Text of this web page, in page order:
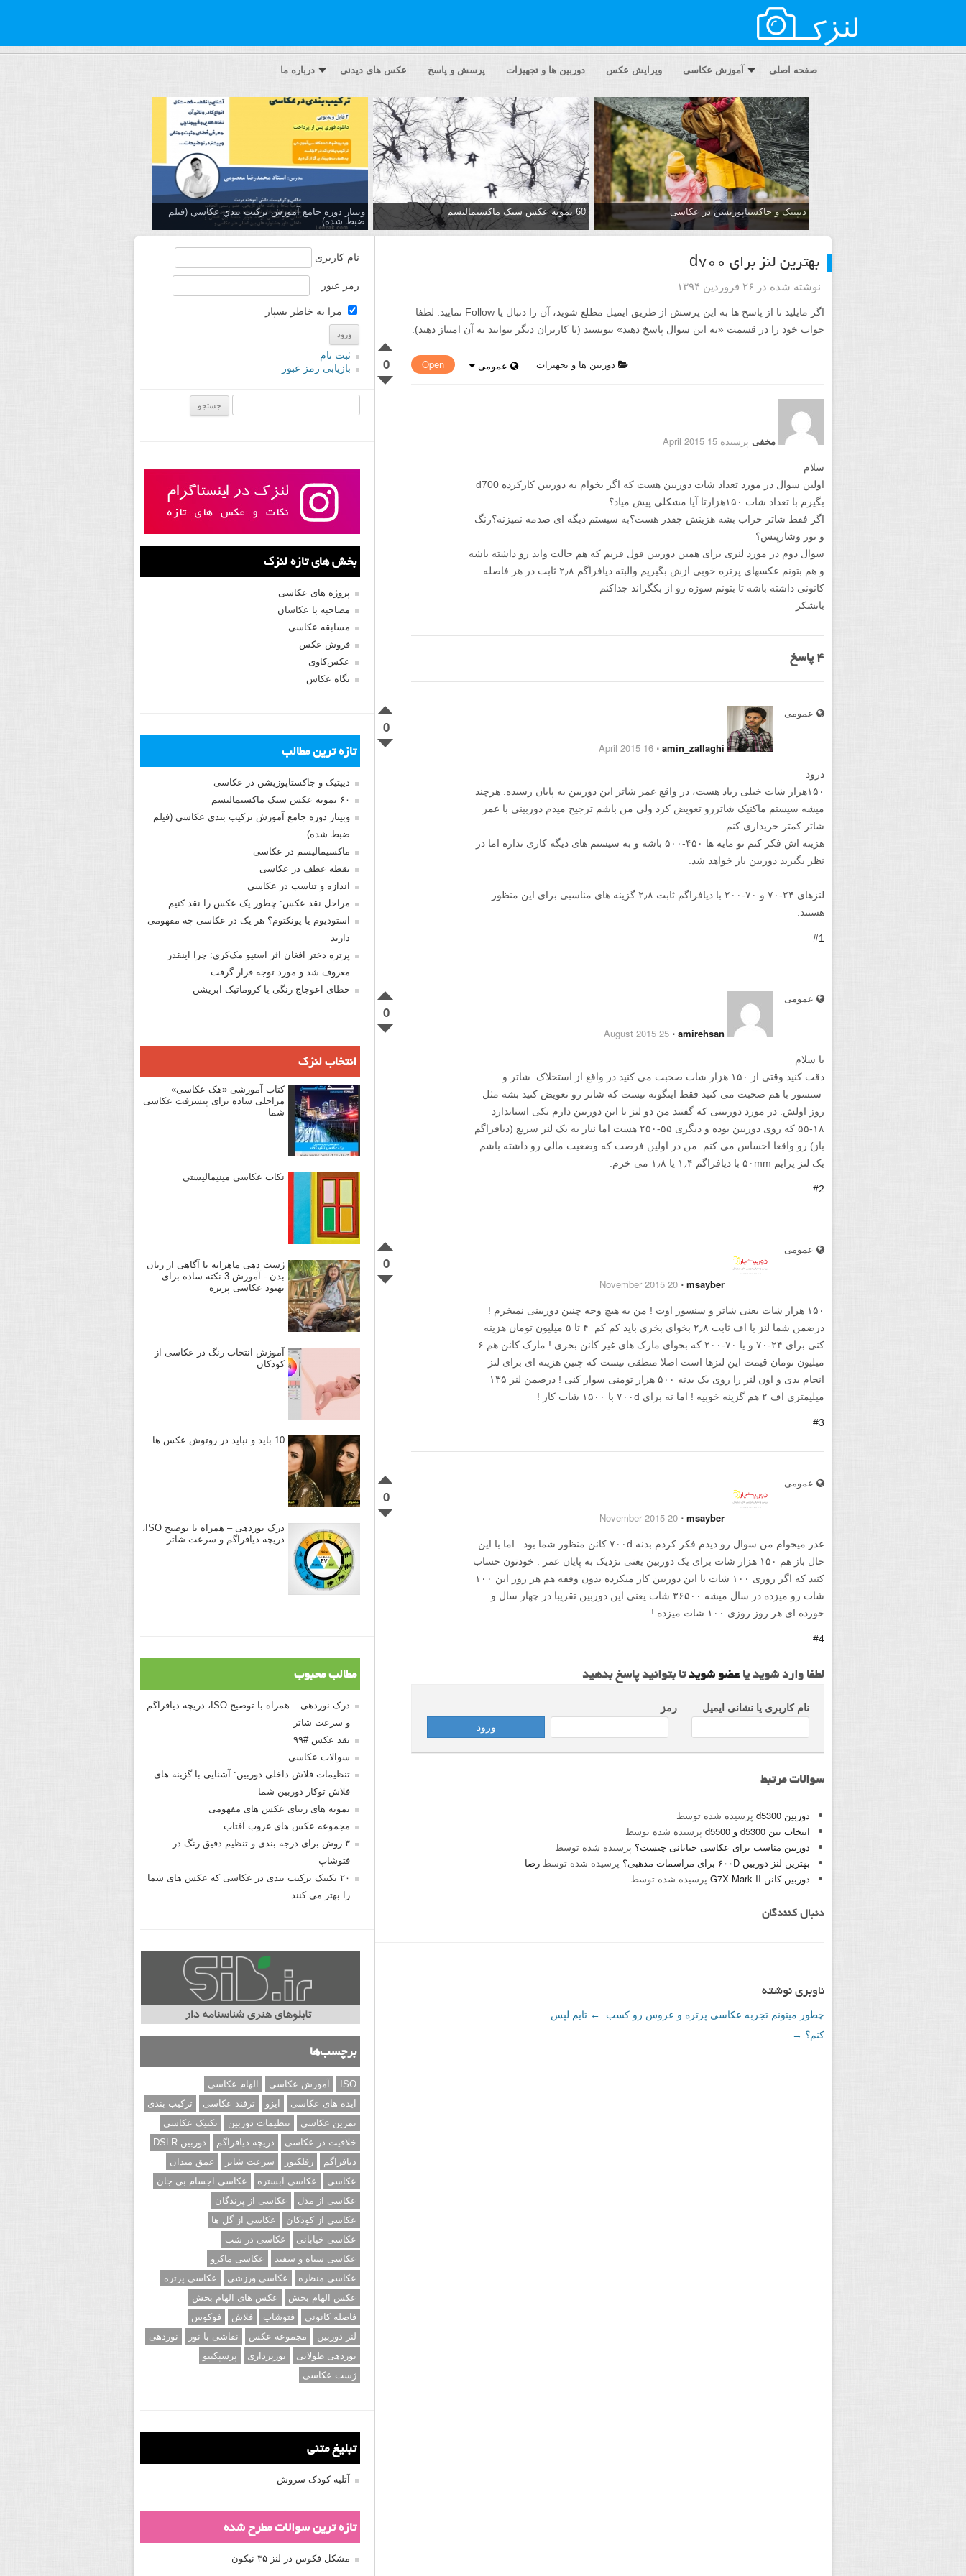
صفحه اصلی آموزش عکاسی ویرایش عکس دوربین ها و تجهیزات پرسش و پاسخ عکس های دیدنی درباره ما
دیپتیک و جاکستا‌پوزیشن در عکاسی 60 نمونه عکس سبک ماکسیمالیسم
وبینار دوره جامع آموزش تركيب بندي عكاسي (فیلم
ضبط شده)
بهترین لنز برای d700
نوشته شده در ۲۶ فروردین ۱۳۹۴
اگر مایلید تا از پاسخ ها به این پرسش از طریق ایمیل مطلع شوید، آن را دنبال یا Follow نمایید. لطفا
جواب خود را در قسمت «به این سوال پاسخ دهید» بنویسید (تا کاربران دیگر بتوانند به آن امتیاز دهند).
0 Open عمومی دوربین ها و تجهیزات
مخفی پرسیده 15 April 2015
سلام
اولین سوال در مورد تعداد شات دوربین هست که اگر بخوام یه دوربین کارکرده d700
بگیرم با تعداد شات ۱۵۰هزارتا آیا مشکلی پیش میاد؟
اگر فقط شاتر خراب بشه هزینش چقدر هست؟به سیستم دیگه ای صدمه نمیزنه؟رنگ
و نور وشارپنس؟
سوال دوم در مورد لنزی برای همین دوربین فول فریم که هم حالت واید رو داشته باشه
و هم بتونم عکسهای پرتره خوبی ازش بگیریم والبته دیافراگم ۲٫۸ ثابت در هر فاصله
کانونی داشته باشه تا بتونم سوژه رو از بکگراند جداکنم
باتشکر
4 پاسخ
0
عمومی
amin_zallaghi
⋅
16 April 2015
درود
۱۵۰هزار شات خیلی زیاد هست، در واقع عمر شاتر این دوربین به پایان رسیده. هرچند
میشه سیستم ماکنیک شاتررو تعویض کرد ولی من باشم ترجیح میدم دوربینی با عمر
شاتر کمتر خریداری کنم.
هزینه اش فکر کنم تو مایه ها ۴۵۰-۵۰۰ باشه و به سیستم های دیگه کاری نداره اما در
نظر بگیرید دوربین باز خواهد شد.
لنزهای ۲۴-۷۰ و ۷۰-۲۰۰ با دیافراگم ثابت ۲٫۸ گزینه های مناسبی برای این منظور
هستند.
#1
0
عمومی
amirehsan
⋅
25 August 2015
با سلام
دقت کنید وقتی از ۱۵۰ هزار شات صحبت می کنید در واقع از استحلاک شاتر و
سنسور با هم صحبت می کنید فقط اینگونه نیست که شاتر رو تعویض کنید بشه مثل
روز اولش. در مورد دوربینی که گفتید من دو لنز با این دوربین دارم یکی استاندارد
۱۸-۵۵ که روی دوربین بوده و دیگری ۵۵-۲۵۰ هست اما نیاز به یک لنز سریع (دیافراگم
باز) رو واقعا احساس می کنم من در اولین فرصت که وضعیت مالی رو داشته باشم
یک لنز پرایم ۵۰mm با دیافراگم ۱٫۴ یا ۱٫۸ می خرم.
#2
0
عمومی
msayber
⋅
20 November 2015
۱۵۰ هزار شات یعنی شاتر و سنسور اوت ! من به هیچ وجه چنین دوربینی نمیخرم !
درضمن شما لنز با اف ثابت ۲٫۸ بخوای بخری باید کم کم ۴ تا ۵ میلیون تومان هزینه
کنی برای ۲۴-۷۰ و یا ۷۰-۲۰۰ که بخوای مارک های غیر کانن بخری ! مارک کانن هم ۶
میلیون تومان قیمت این لنزها است اصلا منطقی نیست که چنین هزینه ای برای لنز
انجام بدی و اون لنز را روی یک بدنه ۵۰۰ هزار تومنی سوار کنی ! درضمن لنز ۱۳۵
میلیمتری اف ۲ هم گزینه خوبیه ! اما نه برای ۷۰۰d با ۱۵۰۰ شات کار !
#3
0
عمومی
msayber
⋅
20 November 2015
عذر میخوام من سوال رو دیدم فکر کردم بدنه ۷۰۰d کانن منظور شما بود . اما با این
حال باز هم ۱۵۰ هزار شات برای یک دوربین یعنی نزدیک به پایان عمر . خودتون حساب
کنید که اگر روزی ۱۰۰ شات با این دوربین کار میکرده بدون وقفه هم هر روز این ۱۰۰
شات رو میزده در سال میشه ۳۶۵۰۰ شات یعنی این دوربین تقریبا در چهار سال و
خورده ای هر روز روزی ۱۰۰ شات میزده !
#4
لطفا وارد شوید یاعضو شویدتا بتوانید پاسخ بدهید
نام کاربری یا نشانی ایمیل رمز
سوالات مرتبط
دوربین d5300
پرسیده شده توسط
انتخاب بین d5300 و d5500
پرسیده شده توسط
دوربین مناسب برای عکاسی خیابانی چیست؟ پرسیده شده توسط
بهترین لنز دوربین ۶۰۰D برای مراسمات مذهبی؟
پرسیده شده توسط رضا
دوربین کانن G7X Mark II
پرسیده شده توسط
دنبال کنندگان
ناوبری نوشته
← تایم لپس
چطور میتونم تجربه عکاسی پرتره و عروس رو کسب
کنم؟ →
نام کاربری
رمز عبور
مرا به خاطر بسپار
ثبت نام
بازیابی رمز عبور
بخش های تازه لنزک
پروژه های عکاسی
مصاحبه با عکاسان
مسابقه عکاسی
فروش عکس
عکس‌کاوی
نگاه عکاس
تازه ترین مطالب
دیپتیک و جاکستا‌پوزیشن در عکاسی
۶۰ نمونه عکس سبک ماکسیمالیسم
وبینار دوره جامع آموزش ترکیب بندی عکاسی (فیلم
ضبط شده)
ماکسیمالیسم در عکاسی
نقطه عطف در عکاسی
اندازه و تناسب در عکاسی
مراحل نقد عکس: چطور یک عکس را نقد کنیم
استودیوم یا پونکتوم؟ هر یک در عکاسی چه مفهومی
دارند
پرتره دختر افغان اثر استیو مک‌کری: چرا اینقدر
معروف شد و مورد توجه قرار گرفت
خطای اعوجاج رنگی یا کروماتیک ابریشن
انتخاب لنزک
کتاب آموزشی «هک عکاسی» -
مراحلی ساده برای پیشرفت عکاسی
شما
نکات عکاسی مینیمالیستی
ژست دهی ماهرانه با آگاهی از زبان
بدن - آموزش 3 نکته ساده برای
بهبود عکاسی پرتره
آموزش انتخاب رنگ در عکاسی از
کودکان
10 باید و نباید در روتوش عکس ها
درک نوردهی – همراه با توضیح ISO،
دریچه دیافراگم و سرعت شاتر
مطالب محبوب
درک نوردهی – همراه با توضیح ISO، دریچه دیافراگم
و سرعت شاتر
نقد عکس #۹۹
سوالات عکاسی
تنظیمات فلاش داخلی دوربین: آشنایی با گزینه های
فلاش توکار دوربین شما
نمونه های زیبای عکس های مفهومی
مجموعه عکس های غروب آفتاب
۳ روش برای درجه بندی و تنظیم دقیق رنگ در
فتوشاپ
۲۰ تکنیک ترکیب بندی در عکاسی که عکس های شما
را بهتر می کنند
برچسب‌ها
ISO آموزش عکاسی
الهام عکاسی
ایده های عکاسی
ایزو ترفند عکاسی
ترکیب بندی
تمرین عکاسی
تنظیمات دوربین
تکنیک عکاسی
خلاقیت در عکاسی
دریچه دیافراگم
دوربین DSLR
دیافراگم
رفلکتور سرعت شاتر
عمق میدان
عکاسی
عکاسی آبستره
عکاسی اجسام بی جان
عکاسی از مدل
عکاسی از پرندگان
عکاسی از کودکان
عکاسی از گل ها
عکاسی خیابانی
عکاسی در شب
عکاسی سیاه و سفید
عکاسی ماکرو
عکاسی منظره
عکاسی ورزشی
عکاسی پرتره
عکس الهام بخش
عکس های الهام بخش
فاصله کانونی
فتوشاپ فلاش
فوکوس
لنز دوربین
مجموعه عکس نقاشی با نور
نوردهی
نوردهی طولانی
نورپردازی
پرسپکتیو
ژست عکاسی
تبلیغ متنی
آتلیه کودک سروش
تازه ترین سوالات مطرح شده
مشکل فکوس در لنز ۳۵ نیکون